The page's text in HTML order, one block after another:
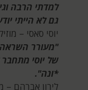
למדתי הרבה
גם לא הייתי
יוסי סאסי –
"מעורר השראה
של יוסי
*ונה".
לירון אברהם –